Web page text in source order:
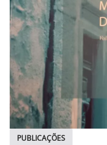
PUBLICAÇÕES